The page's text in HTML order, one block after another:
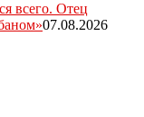
всего. Отец
07.08.2026